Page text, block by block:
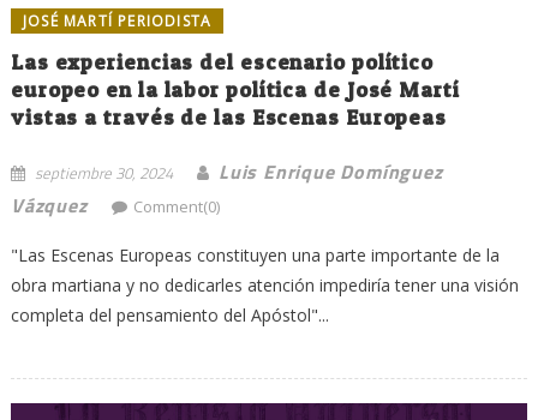
JOSÉ MARTÍ PERIODISTA
Las experiencias del escenario político
europeo en la labor política de José Martí
vistas a través de las Escenas Europeas
septiembre 30, 2024
Luis Enrique Domínguez
Vázquez
Comment(0)
"Las Escenas Europeas constituyen una parte importante de la
obra martiana y no dedicarles atención impediría tener una visión
completa del pensamiento del Apóstol"...